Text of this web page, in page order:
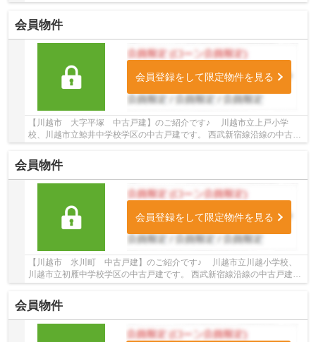
戸建♪南大塚駅徒歩29分の中古戸建です。 お気...
会員物件
会員登録をして限定物件を見る
【川越市 大字平塚 中古戸建】のご紹介です♪ 川越市立上戸小学
校、川越市立鯨井中学校学区の中古戸建です。 西武新宿線沿線の中古戸
建♪本川越駅よりバス14分、「平塚橋西詰」下車...
会員物件
会員登録をして限定物件を見る
【川越市 氷川町 中古戸建】のご紹介です♪ 川越市立川越小学校、
川越市立初雁中学校学区の中古戸建です。 西武新宿線沿線の中古戸建♪
本川越駅徒歩43分の中古戸建です。 お気軽にト...
会員物件